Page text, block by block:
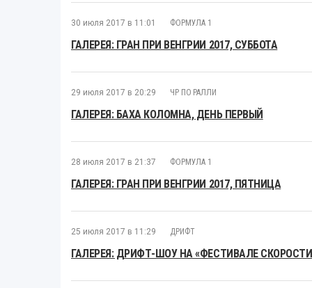
30 июля 2017 в 11:01 ФОРМУЛА 1
ГАЛЕРЕЯ: ГРАН ПРИ ВЕНГРИИ 2017, СУББОТА
29 июля 2017 в 20:29 ЧР ПО РАЛЛИ
ГАЛЕРЕЯ: БАХА КОЛОМНА, ДЕНЬ ПЕРВЫЙ
28 июля 2017 в 21:37 ФОРМУЛА 1
ГАЛЕРЕЯ: ГРАН ПРИ ВЕНГРИИ 2017, ПЯТНИЦА
25 июля 2017 в 11:29 ДРИФТ
ГАЛЕРЕЯ: ДРИФТ-ШОУ НА «ФЕСТИВАЛЕ